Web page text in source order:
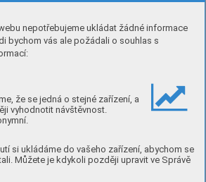
nepotřebujeme ukládat žádné informace
bychom vás ale požádali o souhlas s
že se jedná o stejné zařízení, a
vyhodnotit návštěvnost.
si ukládáme do vašeho zařízení, abychom se
Můžete je kdykoli později upravit ve Správě
sdružení Drásov
vstupuje drásovský volejbal
Po několika letech ve vedení